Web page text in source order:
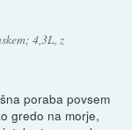
4,3L, z
poraba povsem
gredo na morje,